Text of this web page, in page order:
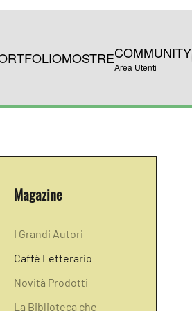
MOSTRECOMMUNITY
Area Utenti
Magazine
I Grandi Autori
Caffè Letterario
Novità Prodotti
La Biblioteca che